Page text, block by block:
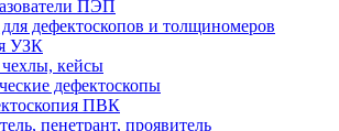
ПЭП
дефектоскопов и толщиномеров
УЗК
кейсы
дефектоскопы
ПВК
пенетрант, проявитель